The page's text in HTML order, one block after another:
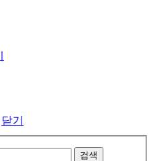
닫기
검색